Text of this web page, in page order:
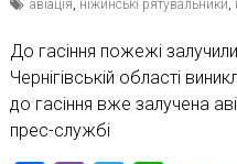
авіація ніжинські рятувальники
До гасіння пожежі
Чернігівській області
до гасіння вже залучена
прес-службі